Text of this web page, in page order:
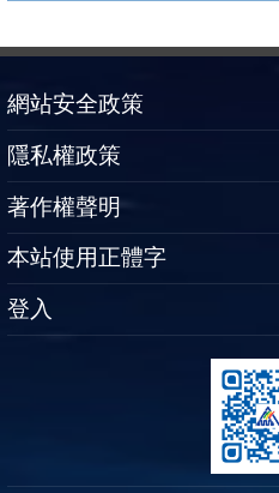
網站安全政策
隱私權政策
著作權聲明
本站使用正體字
登入